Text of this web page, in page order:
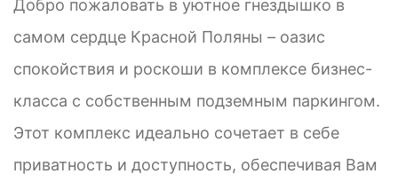
Добро пожаловать в уютное гнездышко в
самом сердце Красной Поляны – оазис
спокойствия и роскоши в комплексе бизнес-
класса с собственным подземным паркингом.
Этот комплекс идеально сочетает в себе
приватность и доступность, обеспечивая Вам